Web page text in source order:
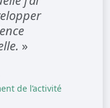
»
de l’activité